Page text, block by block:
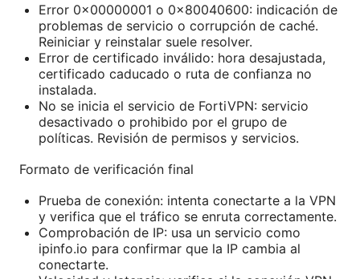
Error 0x00000001 o 0x80040600: indicación de
problemas de servicio o corrupción de caché.
Reiniciar y reinstalar suele resolver.
Error de certificado inválido: hora desajustada,
certificado caducado o ruta de confianza no
instalada.
No se inicia el servicio de FortiVPN: servicio
desactivado o prohibido por el grupo de
políticas. Revisión de permisos y servicios.
Formato de verificación final
Prueba de conexión: intenta conectarte a la VPN
y verifica que el tráfico se enruta correctamente.
Comprobación de IP: usa un servicio como
ipinfo.io para confirmar que la IP cambia al
conectarte.